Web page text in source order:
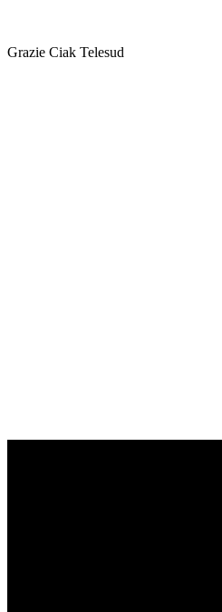
Grazie Ciak Telesud